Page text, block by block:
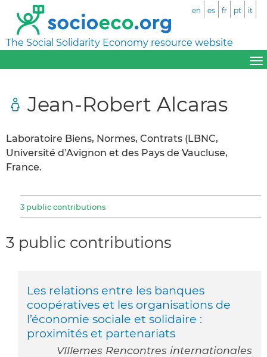
The Social Solidarity Economy resource website
en es fr pt it
Jean-Robert Alcaras
Laboratoire Biens, Normes, Contrats (LBNC,
Université d’Avignon et des Pays de Vaucluse,
France.
3 public contributions
3 public contributions
Les relations entre les banques
coopératives et les organisations de
l’économie sociale et solidaire :
proximités et partenariats
VIIIemes Rencontres internationales